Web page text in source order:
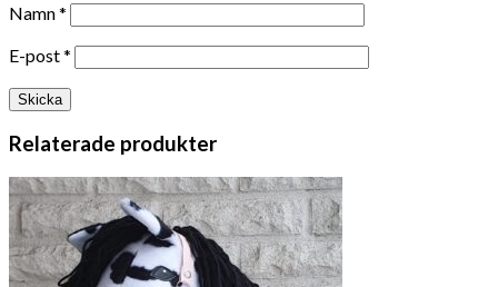
Namn*
E-post*
Relaterade produkter